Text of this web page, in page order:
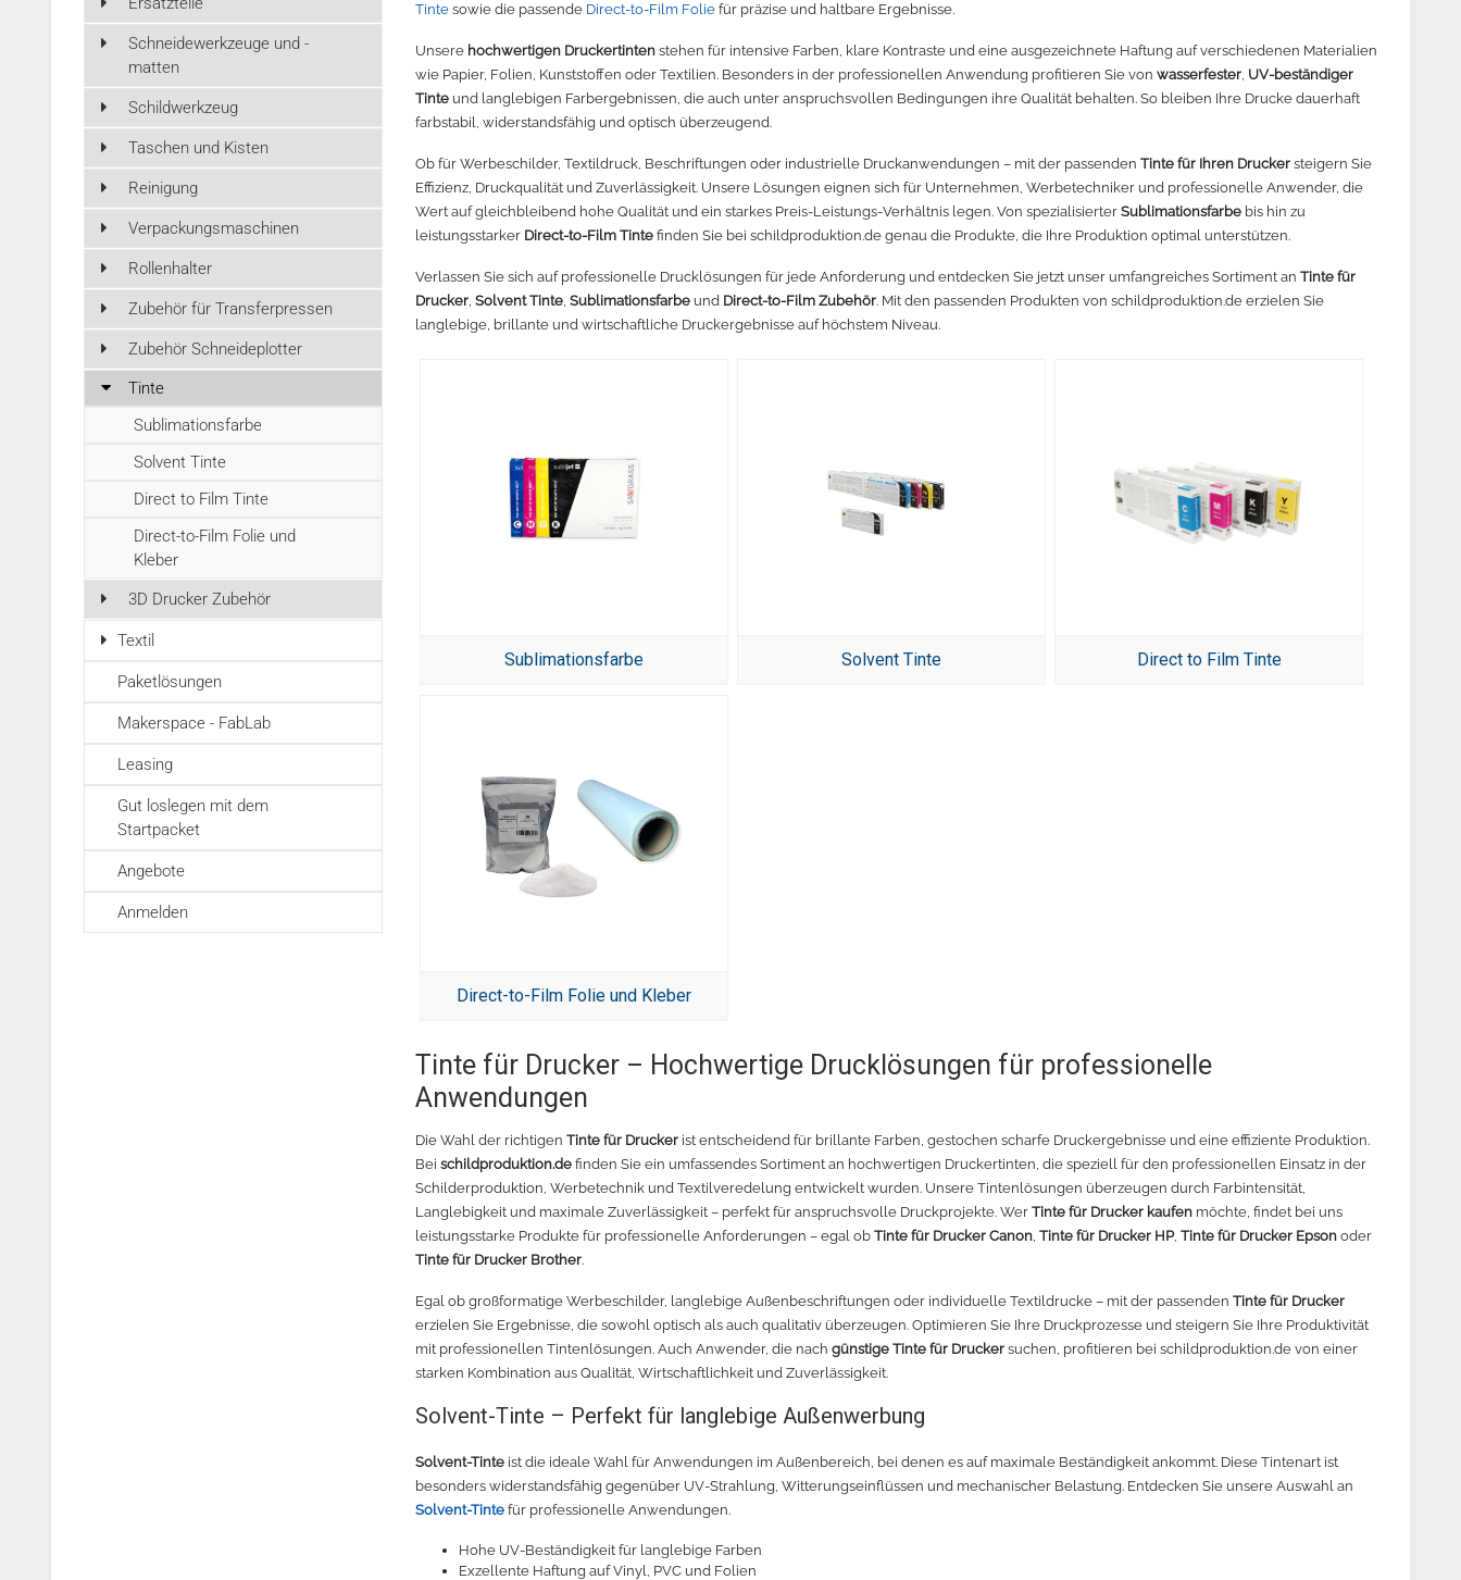
Tinte
3D Drucker Zubehör
Marken
Schneidewerkzeuge und -
matten
Schildwerkzeug
Taschen und Kisten
Reinigung
Verpackungsmaschinen
Rollenhalter
Zubehör für Transferpressen
Zubehör Schneideplotter
Tinte
Sublimationsfarbe
Solvent Tinte
Direct to Film Tinte
Direct-to-Film Folie und
Kleber
3D Drucker Zubehör
Textil
Paketlösungen
Makerspace - FabLab
Leasing
Gut loslegen mit dem
Startpacket
Angebote
Anmelden
Tinte sowie die passende Direct-to-Film Folie für präzise und haltbare Ergebnisse.
Unsere hochwertigen Druckertinten stehen für intensive Farben, klare Kontraste und eine ausgezeichnete Haftung auf verschiedenen Materialien
wie Papier, Folien, Kunststoffen oder Textilien. Besonders in der professionellen Anwendung profitieren Sie von wasserfester, UV-beständiger
Tinte und langlebigen Farbergebnissen, die auch unter anspruchsvollen Bedingungen ihre Qualität behalten. So bleiben Ihre Drucke dauerhaft
farbstabil, widerstandsfähig und optisch überzeugend.
Ob für Werbeschilder, Textildruck, Beschriftungen oder industrielle Druckanwendungen – mit der passenden Tinte für Ihren Drucker steigern Sie
Effizienz, Druckqualität und Zuverlässigkeit. Unsere Lösungen eignen sich für Unternehmen, Werbetechniker und professionelle Anwender, die
Wert auf gleichbleibend hohe Qualität und ein starkes Preis-Leistungs-Verhältnis legen. Von spezialisierter Sublimationsfarbe bis hin zu
leistungsstarker Direct-to-Film Tinte finden Sie bei schildproduktion.de genau die Produkte, die Ihre Produktion optimal unterstützen.
Verlassen Sie sich auf professionelle Drucklösungen für jede Anforderung und entdecken Sie jetzt unser umfangreiches Sortiment an Tinte für
Drucker, Solvent Tinte, Sublimationsfarbe und Direct-to-Film Zubehör. Mit den passenden Produkten von schildproduktion.de erzielen Sie
langlebige, brillante und wirtschaftliche Druckergebnisse auf höchstem Niveau.
Sublimationsfarbe Solvent Tinte Direct to Film Tinte
Direct-to-Film Folie und Kleber
Tinte für Drucker – Hochwertige Drucklösungen für professionelle
Anwendungen
Die Wahl der richtigen Tinte für Drucker ist entscheidend für brillante Farben, gestochen scharfe Druckergebnisse und eine effiziente Produktion.
Bei schildproduktion.de finden Sie ein umfassendes Sortiment an hochwertigen Druckertinten, die speziell für den professionellen Einsatz in der
Schilderproduktion, Werbetechnik und Textilveredelung entwickelt wurden. Unsere Tintenlösungen überzeugen durch Farbintensität,
Langlebigkeit und maximale Zuverlässigkeit – perfekt für anspruchsvolle Druckprojekte. Wer Tinte für Drucker kaufen möchte, findet bei uns
leistungsstarke Produkte für professionelle Anforderungen – egal ob Tinte für Drucker Canon Tinte für Drucker HP, Tinte für Drucker Epson oder
Tinte für Drucker Brother.
Egal ob großformatige Werbeschilder, langlebige Außenbeschriftungen oder individuelle Textildrucke – mit der passenden Tinte für Drucker
erzielen Sie Ergebnisse, die sowohl optisch als auch qualitativ überzeugen. Optimieren Sie Ihre Druckprozesse und steigern Sie Ihre Produktivität
mit professionellen Tintenlösungen. Auch Anwender, die nach günstige Tinte für Drucker suchen, profitieren bei schildproduktion.de von einer
starken Kombination aus Qualität, Wirtschaftlichkeit und Zuverlässigkeit.
Solvent-Tinte – Perfekt für langlebige Außenwerbung
Solvent-Tinte ist die ideale Wahl für Anwendungen im Außenbereich, bei denen es auf maximale Beständigkeit ankommt. Diese Tintenart ist
besonders widerstandsfähig gegenüber UV-Strahlung, Witterungseinflüssen und mechanischer Belastung. Entdecken Sie unsere Auswahl an
Solvent-Tinte für professionelle Anwendungen.
Hohe UV-Beständigkeit für langlebige Farben
Exzellente Haftung auf Vinyl, PVC und Folien